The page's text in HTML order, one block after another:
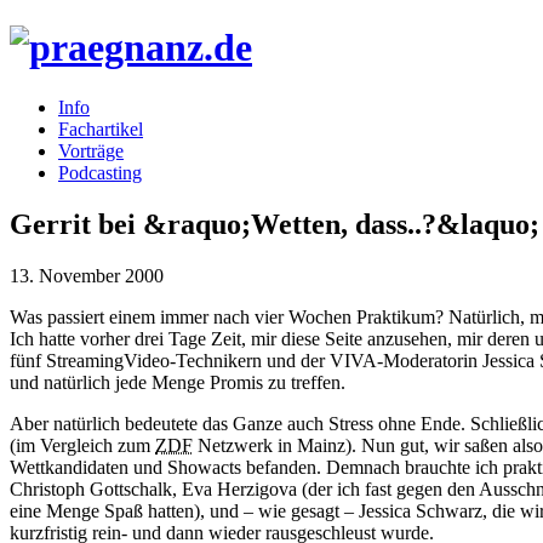
Info
Fachartikel
Vorträge
Podcasting
Gerrit bei &raquo;Wetten, dass..?&laquo;
13. November 2000
Was passiert einem immer nach vier Wochen Praktikum?
Ich hatte vorher drei Tage Zeit, mir diese Seite anzusehen, mir
fünf StreamingVideo-Technikern und der VIVA-Moderatorin Jessica
und natürlich jede Menge Promis zu treffen.
Aber natürlich bedeutete das Ganze auch Stress ohne Ende.
(im Vergleich zum ZDF Netzwerk in Mainz). Nun gut, wir saßen
Wettkandidaten und Showacts befanden. Demnach brauchte ich
Christoph Gottschalk, Eva Herzigova (der ich fast gegen den
eine Menge Spaß hatten), und – wie gesagt – Jessica Schwarz, die
kurzfristig rein- und dann wieder rausgeschleust wurde.